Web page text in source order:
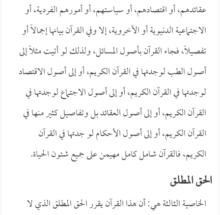
عقائدهم، أو اقتصادهم، أو سياستهم، أو أمورهم الفردية، أو
الاجتماعية الدنيوية أو الأخروية، إلا وفي القرآن بيانها إجمالاً أو
تفصيلاً، فجاء القرآن بأصول المسائل، ولذلك لو أتيت مثلاً إلى
أصول الطب لوجدتها في القرآن الكريم، أو إلى أصول الاقتصاد
لوجدتها في القرآن الكريم، أو إلى أصول الاجتماع لوجدتها في
القرآن الكريم، أو إلى أصول العقائد بل وتفاصيل كثير منها في
القرآن الكريم، أو إلى أصول الأحكام لو جدتها في القرآن
الكريم، فالقرآن شامل كامل مهيمن على جميع شئون الحياة.
الحق المطلق
الخاصية الثالثة هي: أن هذا القرآن يقرر الحق المطلق الذي لا